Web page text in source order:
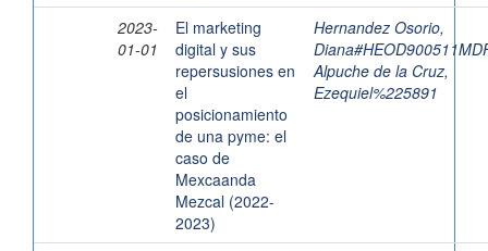
2023-
01-01
El marketing
digital y sus
repersusiones en
el
posicionamiento
de una pyme: el
caso de
Mexcaanda
Mezcal (2022-
2023)
Hernandez Osorio,
Alpuche de la Cruz,
Ezequiel%225891